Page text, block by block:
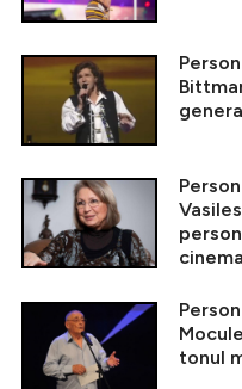
tonul